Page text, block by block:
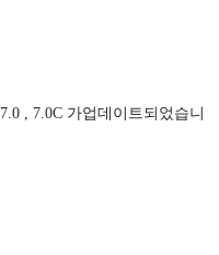
7.0 , 7.0C 가업데이트되었습니다